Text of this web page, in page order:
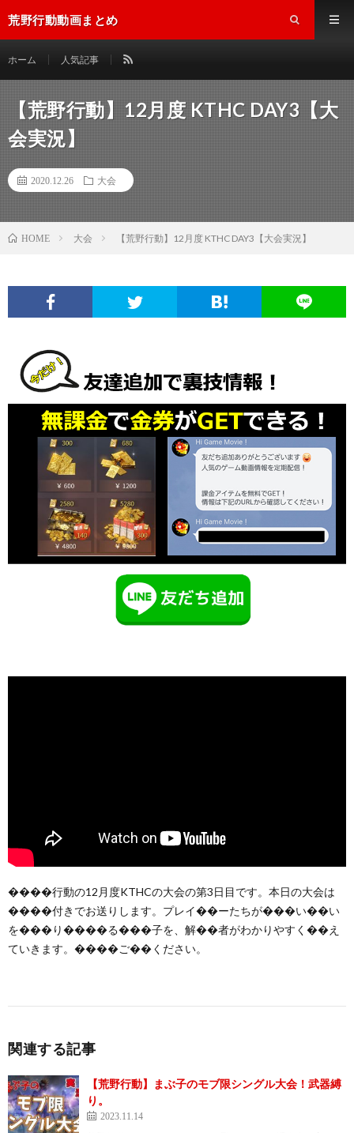
荒野行動動画まとめ
ホーム 人気記事
【荒野行動】12月度 KTHC DAY3【大
会実況】
2020.12.26 大会
HOME 大会 【荒野行動】12月度 KTHC DAY3【大会実況】
����行動の12月度KTHCの大会の第3日目です。本日の大会は
����付きでお送りします。プレイ��ーたちが���い��い
を���り����る���子を、解��者がわかりやすく��え
ていきます。����ご��ください。
関連する記事
【荒野行動】まぶ子のモブ限シングル大会！武器縛
り。
2023.11.14